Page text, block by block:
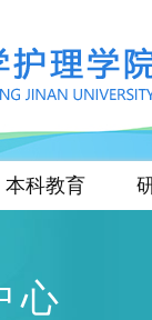
本科教育
心